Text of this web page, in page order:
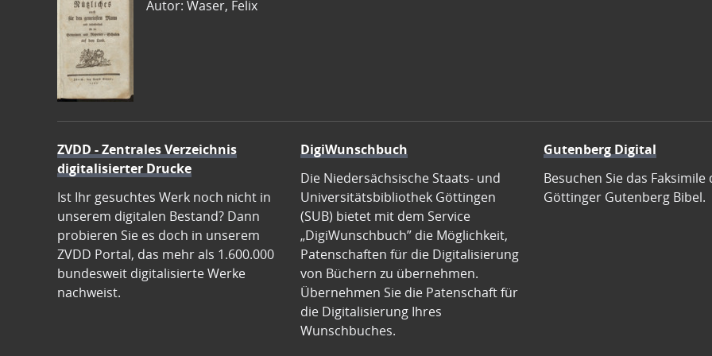
Autor: Waser, Felix
ZVDD - Zentrales Verzeichnis
digitalisierter Drucke
Ist Ihr gesuchtes Werk noch nicht in
unserem digitalen Bestand? Dann
probieren Sie es doch in unserem
ZVDD Portal, das mehr als 1.600.000
bundesweit digitalisierte Werke
nachweist.
DigiWunschbuch
Die Niedersächsische Staats- und
Universitätsbibliothek Göttingen
(SUB) bietet mit dem Service
„DigiWunschbuch” die Möglichkeit,
Patenschaften für die Digitalisierung
von Büchern zu übernehmen.
Übernehmen Sie die Patenschaft für
die Digitalisierung Ihres
Wunschbuches.
Gutenberg Digital
Besuchen Sie das Faksimile
Göttinger Gutenberg Bibel.